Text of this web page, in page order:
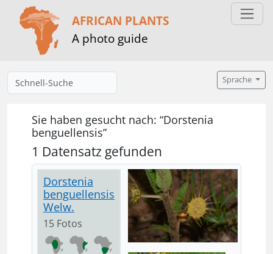
AFRICAN PLANTS
A photo guide
Sprache
Sie haben gesucht nach: “Dorstenia
benguellensis”
1 Datensatz gefunden
Dorstenia
benguellensis
Welw.
15 Fotos